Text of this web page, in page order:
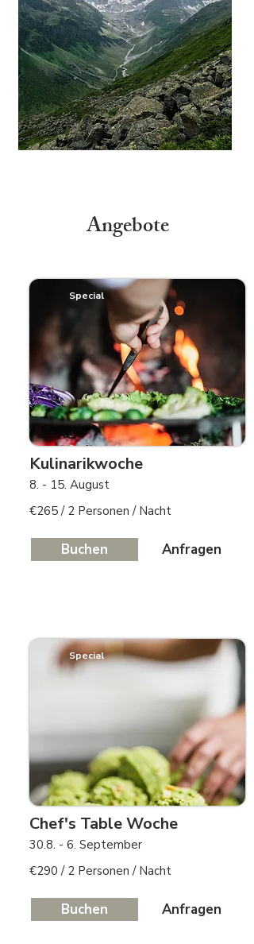
Angebote
Special
Kulinarikwoche
8. - 15. August
€265 / 2 Personen / Nacht
Buchen Anfragen
Special
Chef's Table Woche
30.8. - 6. September
€290 / 2 Personen / Nacht
Buchen Anfragen